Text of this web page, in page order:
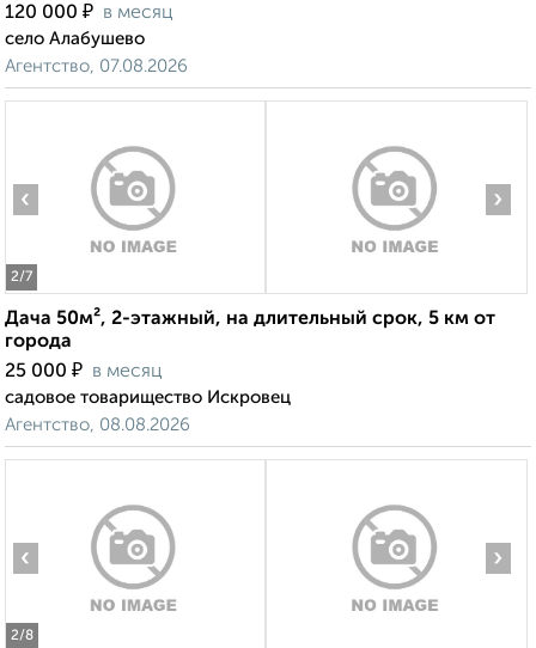
120 000 ₽ в месяц
село Алабушево
Агентство, 07.08.2026
2/7
‹ ›
Дача 50м², 2-этажный, на длительный срок, 5 км от
города
25 000 ₽ в месяц
садовое товарищество Искровец
Агентство, 08.08.2026
2/8
‹ ›